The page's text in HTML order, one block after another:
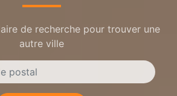
de recherche pour trouver une
autre ville